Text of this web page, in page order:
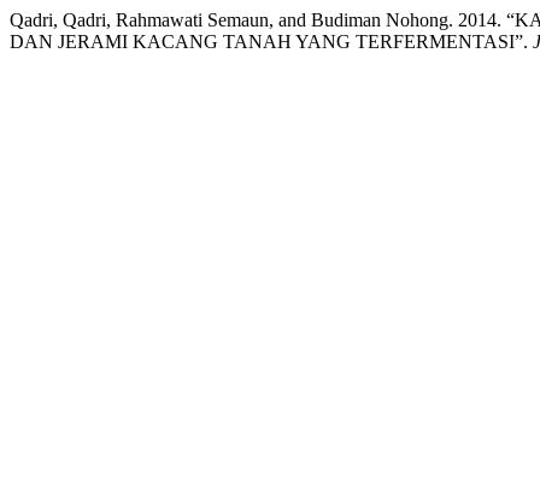
Qadri, Qadri, Rahmawati Semaun, and Budiman Nohong.
DAN JERAMI KACANG TANAH YANG TERFERMENTASI”.